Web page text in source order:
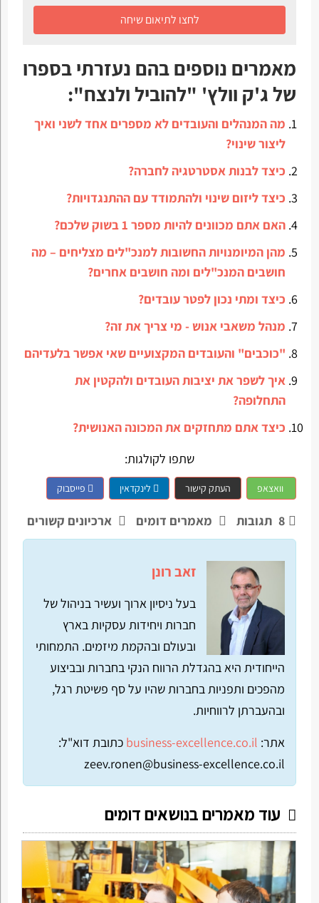
לחצו לתיאום שיחה
מאמרים נוספים בהם נעזרתי בספרו
של ג'ק וולץ' "להוביל ולנצח":
מה המנהלים והעובדים לא מספרים אחד לשני ואיך
ליצור שינוי?
כיצד לבנות אסטרטגיה לחברה?
כיצד ליזום שינוי ולהתמודד עם ההתנגדויות?
האם אתם מכוונים להיות מספר 1 בשוק שלכם?
מהן המיומנויות החשובות למנכ"לים מצליחים – מה
חושבים המנכ"לים ומה חושבים אחרים?
כיצד ומתי נכון לפטר עובדים?
מנהל משאבי אנוש - מי צריך את זה?
"כוכבים" והעובדים המקצועיים שאי אפשר בלעדיהם
איך לשפר את יציבות העובדים ולהקטין את
התחלופה?
כיצד אתם מתחזקים את המכונה האנושית?
שתפו לקולגות:
וואצאפ העתק קישור לינקדאין פייסבוק
8 תגובות מאמרים דומים ארכיונים קשורים
זאב רונן
בעל ניסיון ארוך ועשיר בניהול של
חברות ויחידות עסקיות בארץ
ובעולם ובהקמת מיזמים. התמחותי
הייחודית היא בהגדלת הרווח הנקי בחברות ובביצוע
מהפכים ותפניות בחברות שהיו על סף פשיטת רגל,
ובהעברתן לרווחיות.
אתר: business-excellence.co.il כתובת דוא"ל:
zeev.ronen@business-excellence.co.il
עוד מאמרים בנושאים דומים